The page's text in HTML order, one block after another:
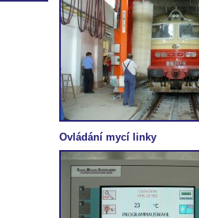
Ovládání mycí linky